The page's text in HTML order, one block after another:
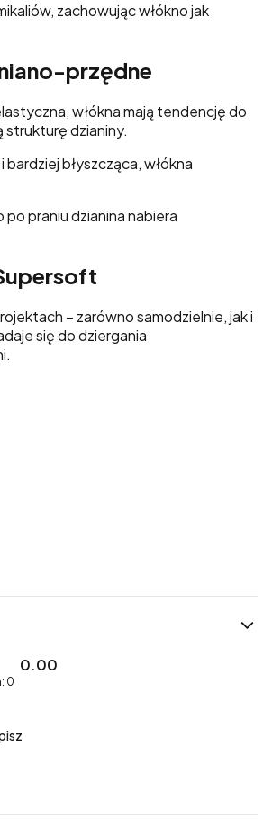
zachowując włókno jak
przędne
włókna mają tendencję do
strukturę dzianiny.
bardziej błyszcząca, włókna
praniu dzianina nabiera
– zarówno samodzielnie, jak i
się do dziergania
0.00
0